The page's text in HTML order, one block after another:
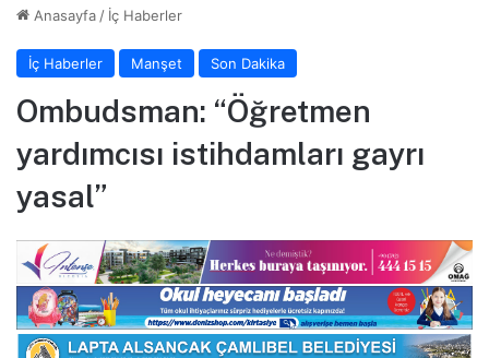
Anasayfa / İç Haberler
İç Haberler Manşet Son Dakika
Ombudsman: “Öğretmen
yardımcısı istihdamları gayrı
yasal”